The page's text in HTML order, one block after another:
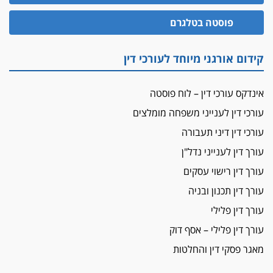
הזכות לטנף
זוכה עורך-דין שהשווה את ברק לסינוואר ואת
מאסר לעורך הדין
פיקטיביות בשם פלסטינים
על המידתיות
ביה"ד המשמעתי ביטל השעיה לצמיתות של
עורכת-דין שהביעה שמחה ב-7 באוקטובר
אשם
עו"ד הלל בבייב הורשע בהונאת עשרות לקוחות,
ההסדר: 7-9 שנות מאסר
דין ומקרקעין
עורך דין ברמת השרון נחקר בחשד למרמה בעסקת
פוסטה בטלגרם
קידום אורגני מיוחד לעורכי דין
אינדקס עורכי דין – לוח פוסטה
עורכי דין לענייני משפחה מומלצים
עורכי דין דיני תעבורה
עורך דין לענייני נדל"ן
עורך דין רישוי עסקים
עורך דין תכנון ובניה
עורך דין פלילי
עורך דין פלילי – אסף דוק
מאגר פסקי דין והחלטות